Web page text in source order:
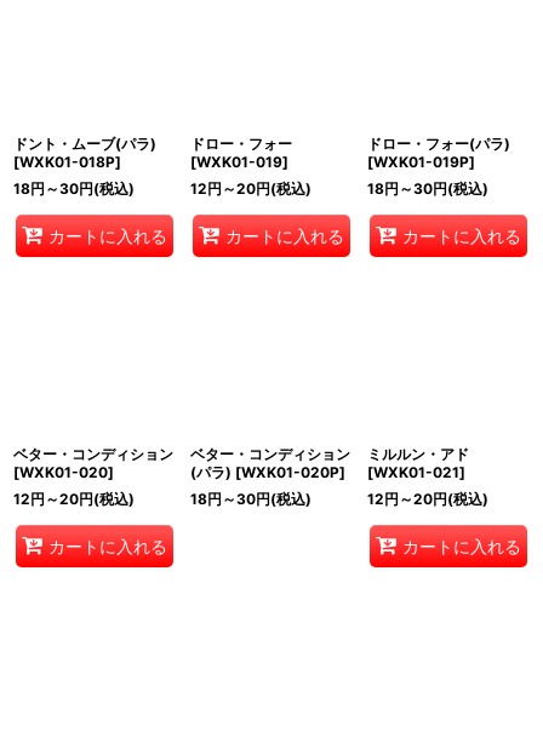
ドント・ムーブ(パラ)
[WXK01-018P]
18円 ～30円(税込)
カートに入れる
ドロー・フォー
[WXK01-019]
12円 ～20円(税込)
カートに入れる
ドロー・フォー(パラ)
[WXK01-019P]
18円 ～30円(税込)
カートに入れる
ベター・コンディション
[WXK01-020]
12円 ～20円(税込)
カートに入れる
ベター・コンディション
(パラ) [WXK01-020P]
18円 ～30円(税込)
ミルルン・アド
[WXK01-021]
12円 ～20円(税込)
カートに入れる